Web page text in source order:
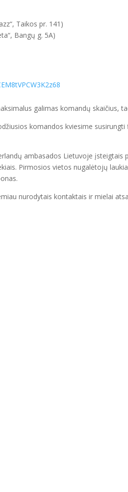
Taikos pr. 141)
Bangų g. 5A)
galimas komandų skaičius,
komandos kviesime
ambasados Lietuvoje įsteigtais
Pirmosios vietos nugalėtojų
nurodytais kontaktais ir mielai